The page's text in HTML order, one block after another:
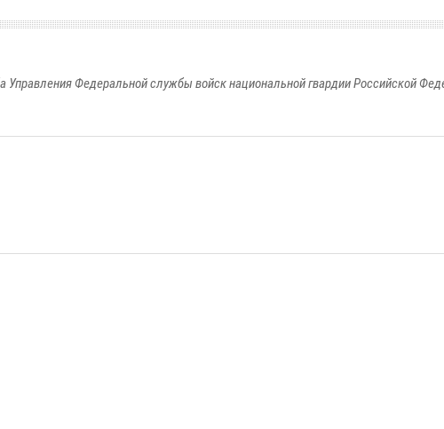
Управления Федеральной службы войск национальной гвардии Российской